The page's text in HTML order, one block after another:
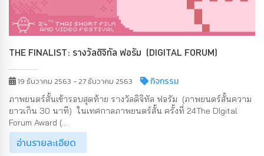
THE FINALIST: รางวัลดิจิทัล ฟอรัม (DIGITAL FORUM)
19 ธันวาคม 2563 - 27 ธันวาคม 2563 กิจกรรม
ภาพยนตร์สั้นเข้ารอบสุดท้าย รางวัลดิจิทัล ฟอรัม (ภาพยนตร์สั้นความ
ยาวเกิน 30 นาที) ในเทศกาลภาพยนตร์สั้น ครั้งที่ 24The DIgital
Forum Award (...
อ่านรายละเอียด